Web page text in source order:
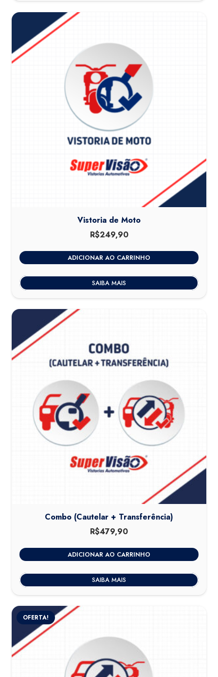
Vistoria de Moto
R$249,90
ADICIONAR AO CARRINHO
SAIBA MAIS
Combo (Cautelar + Transferência)
R$479,90
ADICIONAR AO CARRINHO
SAIBA MAIS
OFERTA!